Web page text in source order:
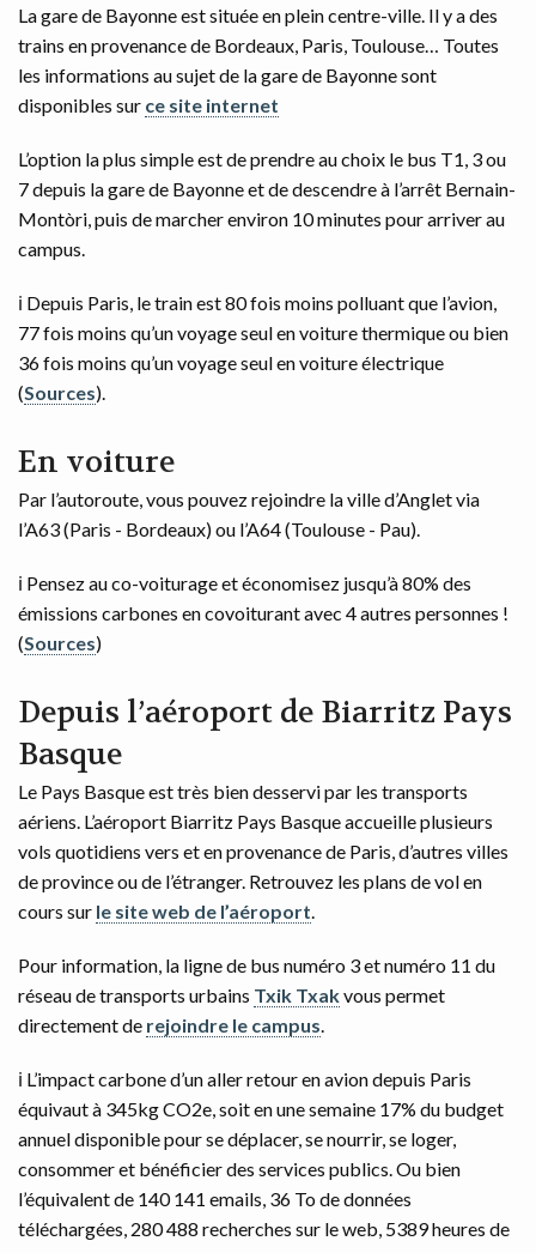
La gare de Bayonne est située en plein centre-ville. Il y a des
trains en provenance de Bordeaux, Paris, Toulouse… Toutes
les informations au sujet de la gare de Bayonne sont
disponibles sur ce site internet
L’option la plus simple est de prendre au choix le bus T1, 3 ou
7 depuis la gare de Bayonne et de descendre à l’arrêt Bernain-
Montòri, puis de marcher environ 10 minutes pour arriver au
campus.
ℹ️ Depuis Paris, le train est 80 fois moins polluant que l’avion,
77 fois moins qu’un voyage seul en voiture thermique ou bien
36 fois moins qu’un voyage seul en voiture électrique
(Sources).
En voiture
Par l’autoroute, vous pouvez rejoindre la ville d’Anglet via
l’A63 (Paris - Bordeaux) ou l’A64 (Toulouse - Pau).
ℹ️ Pensez au co-voiturage et économisez jusqu’à 80% des
émissions carbones en covoiturant avec 4 autres personnes !
(Sources)
Depuis l’aéroport de Biarritz Pays
Basque
Le Pays Basque est très bien desservi par les transports
aériens. L’aéroport Biarritz Pays Basque accueille plusieurs
vols quotidiens vers et en provenance de Paris, d’autres villes
de province ou de l’étranger. Retrouvez les plans de vol en
cours sur le site web de l’aéroport.
Pour information, la ligne de bus numéro 3 et numéro 11 du
réseau de transports urbains Txik Txakvous permet
directement de rejoindre le campus.
ℹ️ L’impact carbone d’un aller retour en avion depuis Paris
équivaut à 345kg CO2e, soit en une semaine 17% du budget
annuel disponible pour se déplacer, se nourrir, se loger,
consommer et bénéficier des services publics. Ou bien
l’équivalent de 140 141 emails, 36 To de données
téléchargées, 280 488 recherches sur le web, 5389 heures de